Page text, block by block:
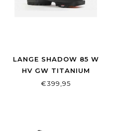
LANGE SHADOW 85 W
HV GW TITANIUM
BLACK
€399,95